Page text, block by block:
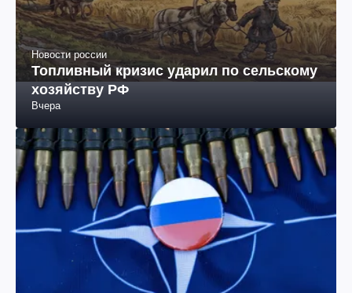
Запад проспал угрозу: Россия может
проверить НАТО войной